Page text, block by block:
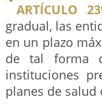
ARTÍCULO
gradual, las
en un plazo
de tal forma
instituciones
planes de salud